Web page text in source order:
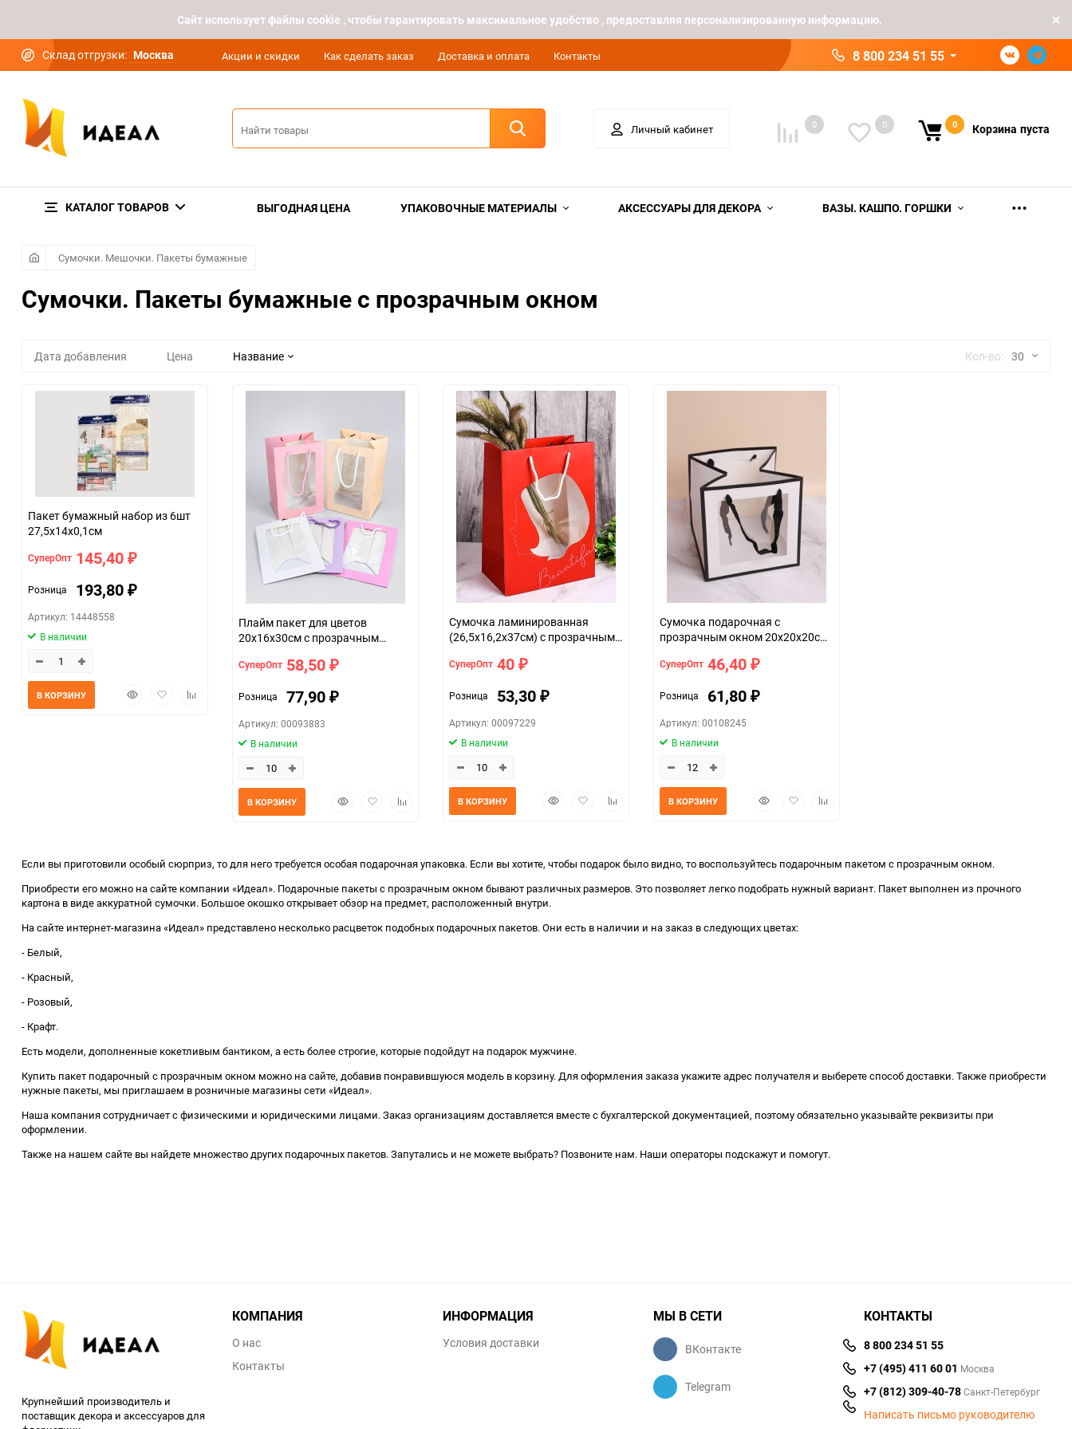
Cайт использует файлы cookie , чтобы гарантировать максимальное удобство , предоставляя персонализированную информацию.
Склад отгрузки: Москва Акции и скидки Как сделать заказ Доставка и оплата Контакты 8 800 234 51 55
Личный кабинет 0 0 0 Корзина пуста
КАТАЛОГ ТОВАРОВ ВЫГОДНАЯ ЦЕНА УПАКОВОЧНЫЕ МАТЕРИАЛЫ АКСЕССУАРЫ ДЛЯ ДЕКОРА ВАЗЫ. КАШПО. ГОРШКИ
Сумочки. Мешочки. Пакеты бумажные
Сумочки. Пакеты бумажные с прозрачным окном
Дата добавления Цена Название Кол-во: 30
Пакет бумажный набор из 6шт
27,5х14х0,1см
СуперОпт 145,40 ₽
Розница 193,80 ₽
Артикул: 14448558
В наличии
БыстрыйДобавитьДобавить
В КОРЗИНУ
Плайм пакет для цветов
20х16х30см с прозрачным
СуперОпт 58,50 ₽
Розница 77,90 ₽
Артикул: 00093883
В наличии
БыстрыйДобавитьДобавить
В КОРЗИНУ
Сумочка ламинированная
(26,5х16,2х37см) с прозрачным
СуперОпт 40 ₽
Розница 53,30 ₽
Артикул: 00097229
В наличии
БыстрыйДобавитьДобавить
В КОРЗИНУ
Сумочка подарочная с
прозрачным окном 20х20х20см
СуперОпт 46,40 ₽
Розница 61,80 ₽
Артикул: 00108245
В наличии
БыстрыйДобавитьДобавить
В КОРЗИНУ
Если вы приготовили особый сюрприз, то для него требуется особая подарочная упаковка. Если вы хотите, чтобы подарок было видно, то воспользуйтесь подарочным пакетом с прозрачным окном.
Приобрести его можно на сайте компании «Идеал». Подарочные пакеты с прозрачным окном бывают различных размеров. Это позволяет легко подобрать нужный вариант. Пакет выполнен из прочного
картона в виде аккуратной сумочки. Большое окошко открывает обзор на предмет, расположенный внутри.
На сайте интернет-магазина «Идеал» представлено несколько расцветок подобных подарочных пакетов. Они есть в наличии и на заказ в следующих цветах:
- Белый,
- Красный,
- Розовый,
- Крафт.
Есть модели, дополненные кокетливым бантиком, а есть более строгие, которые подойдут на подарок мужчине.
Купить пакет подарочный с прозрачным окном можно на сайте, добавив понравившуюся модель в корзину. Для оформления заказа укажите адрес получателя и выберете способ доставки. Также приобрести
нужные пакеты, мы приглашаем в розничные магазины сети «Идеал».
Наша компания сотрудничает с физическими и юридическими лицами. Заказ организациям доставляется вместе с бухгалтерской документацией, поэтому обязательно указывайте реквизиты при
оформлении.
Также на нашем сайте вы найдете множество других подарочных пакетов. Запутались и не можете выбрать? Позвоните нам. Наши операторы подскажут и помогут.
Крупнейший производитель и
поставщик декора и аксессуаров для
КОМПАНИЯ
О нас
Контакты
ИНФОРМАЦИЯ
Условия доставки
МЫ В СЕТИ
ВКонтакте
Telegram
КОНТАКТЫ
8 800 234 51 55
+7 (495) 411 60 01 Москва
+7 (812) 309-40-78Санкт-Петербург
Написать письмо руководителю